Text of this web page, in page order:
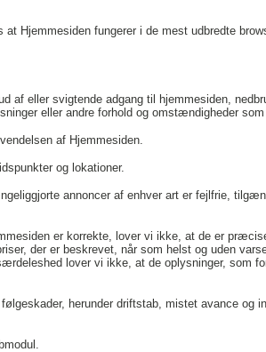
Hjemmesiden fungerer i de mest udbredte
af eller svigtende adgang til hjemmesiden,
eller andre forhold og omstændigheder
af Hjemmesiden.
og lokationer.
annoncer af enhver art er fejlfrie,
er korrekte, lover vi ikke, at de er
der er beskrevet, når som helst og uden
lover vi ikke, at de oplysninger, som
herunder driftstab, mistet avance og